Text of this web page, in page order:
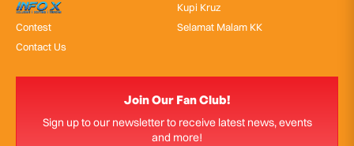
InfoX
Contest
Contact Us
Kupi Kruz
Selamat Malam KK
Join Our Fan Club!
Sign up to our newsletter to receive latest news, events
and more!